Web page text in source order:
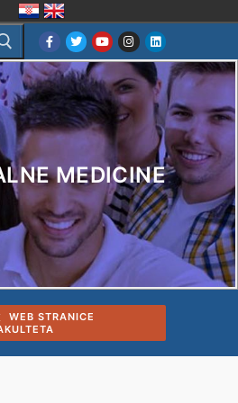
MEDICINE
WEB STRANICE